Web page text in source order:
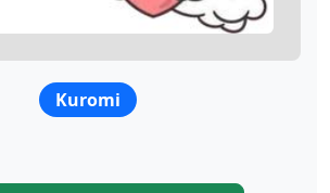
Kuromi